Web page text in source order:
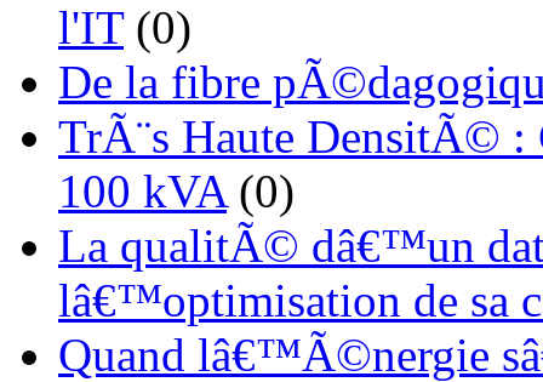
l'IT(0)
De la fibre
TrÃ¨s Haute DensitÃ© :
100 kVA(0)
La qualitÃ© dâ€™un
lâ€™optimisation de sa
Quand lâ€™Ã©nergie